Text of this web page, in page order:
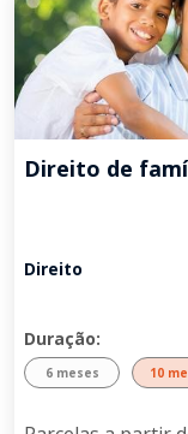
Direito de
Direito
Duração:
6 meses 10